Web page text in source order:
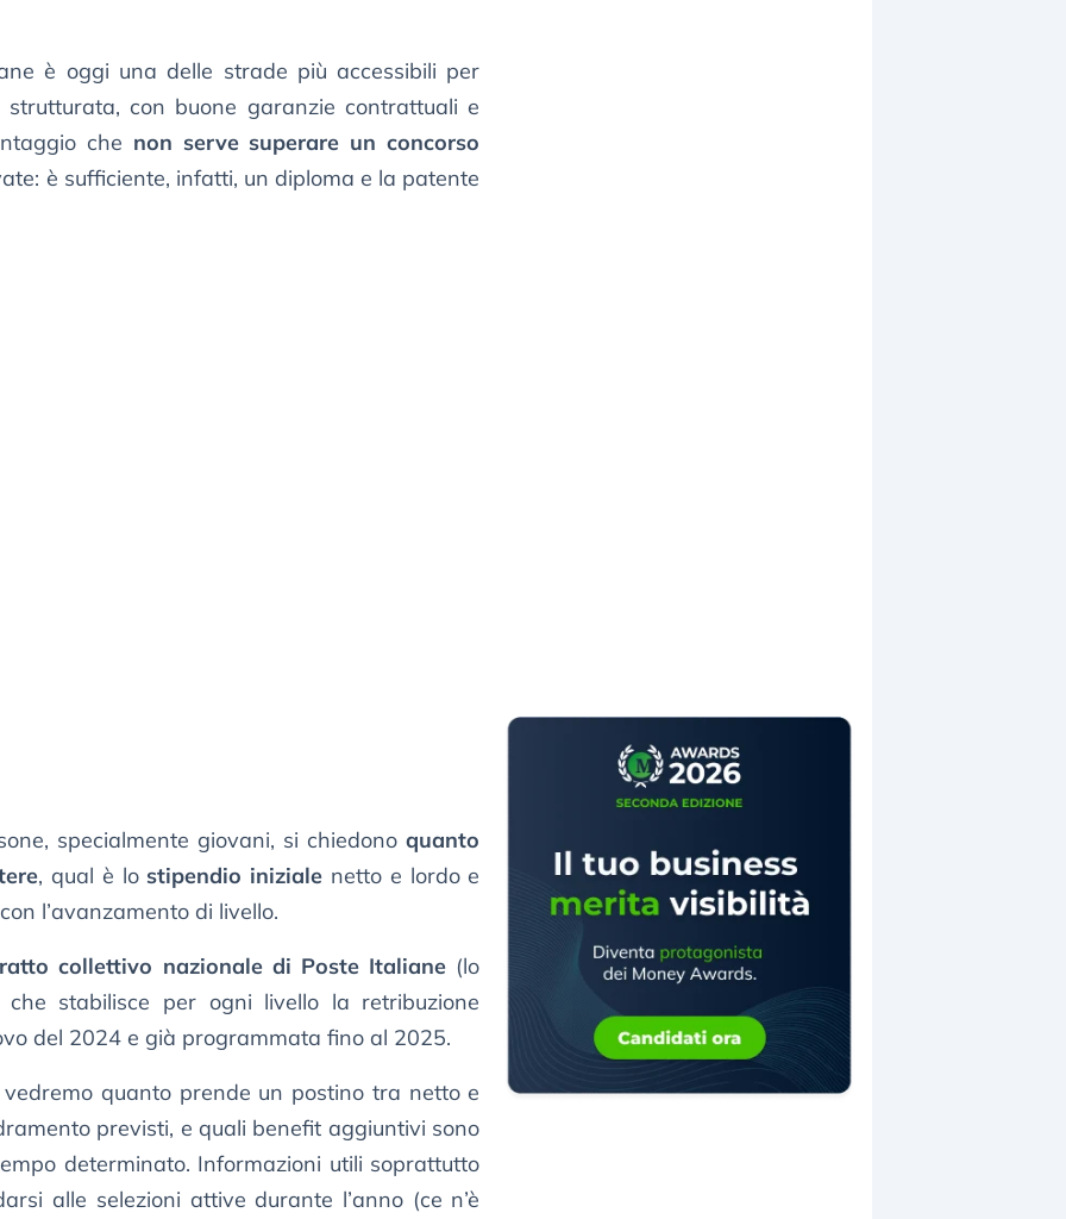
è oggi una delle strade più accessibili per
con buone garanzie contrattuali e
che non serve superare un concorso
è sufficiente, infatti, un diploma e la patente
specialmente giovani, si chiedonoquanto
, qual è lo stipendio iniziale netto e lordo e
l’avanzamento di livello.
collettivo nazionale di Poste Italiane (lo
stabilisce per ogni livello la retribuzione
del 2024 e già programmata fino al 2025.
quanto prende un postino tra netto e
previsti, e quali benefit aggiuntivi sono
determinato. Informazioni utili soprattutto
alle selezioni attive durante l’anno (ce n’è